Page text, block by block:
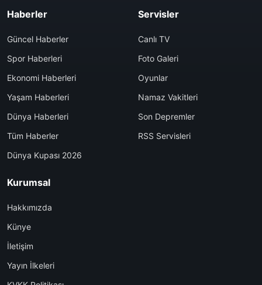
Haberler
Güncel Haberler
Spor Haberleri
Ekonomi Haberleri
Yaşam Haberleri
Dünya Haberleri
Tüm Haberler
Dünya Kupası 2026
Servisler
Canlı TV
Foto Galeri
Oyunlar
Namaz Vakitleri
Son Depremler
RSS Servisleri
Kurumsal
Hakkımızda
Künye
İletişim
Yayın İlkeleri